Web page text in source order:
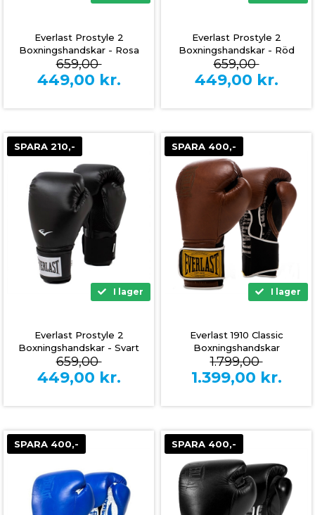
Everlast Prostyle 2
Boxningshandskar - Rosa
659,00
449,00 kr.
Everlast Prostyle 2
Boxningshandskar - Röd
659,00
449,00 kr.
SPARA 210,-
I lager
Everlast Prostyle 2
Boxningshandskar - Svart
659,00
449,00 kr.
SPARA 400,-
I lager
Everlast 1910 Classic
Boxningshandskar
1.799,00
1.399,00 kr.
SPARA 400,- SPARA 400,-